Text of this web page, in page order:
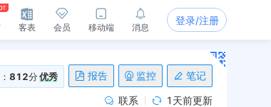
客表 会员 移动端 消息
登录/注册
812分优秀 报告 监控 笔记
联系 1天前更新